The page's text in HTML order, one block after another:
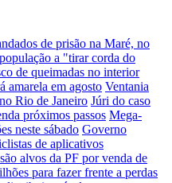
de prisão na Maré, no
a "tirar corda do
de queimadas no interior
amarela em agosto Ventania
Rio de Janeiro Júri do caso
próximos passos Mega-
neste sábado Governo
de aplicativos
alvos da PF por venda de
para fazer frente a perdas